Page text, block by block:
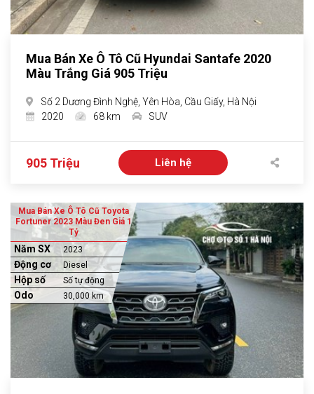
Mua Bán Xe Ô Tô Cũ Hyundai Santafe 2020
Màu Trắng Giá 905 Triệu
Số 2 Dương Đình Nghệ, Yên Hòa, Cầu Giấy, Hà Nội
2020
68 km SUV
905 Triệu Liên hệ
Mua Bán Xe Ô Tô Cũ Toyota
Fortuner 2023 Màu Đen Giá 1
Tỷ
Năm SX 2023
Động cơ Diesel
Hộp số Số tự động
Odo 30,000 km